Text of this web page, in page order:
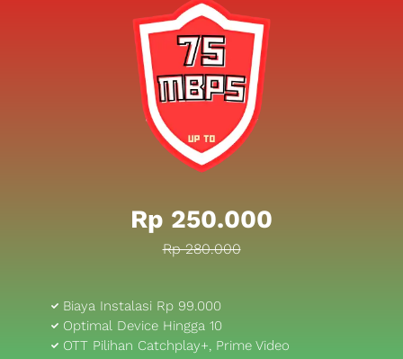
Rp 250.000
Rp 280.000
Biaya Instalasi Rp 99.000
Optimal Device Hingga 10
OTT Pilihan Catchplay+, Prime Video